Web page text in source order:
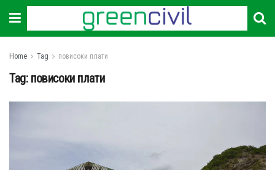
Home Tag повисоки плати
Tag: повисоки плати